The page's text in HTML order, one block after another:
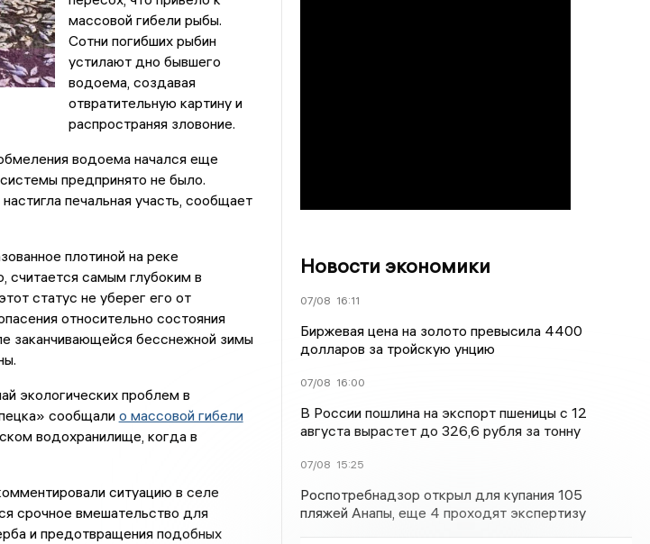
массовой гибели рыбы.
Сотни погибших рыбин
устилают дно бывшего
водоема, создавая
отвратительную картину и
распространяя зловоние.
водоема начался еще
предпринято не было.
печальная участь, сообщает
плотиной на реке
считается самым глубоким в
статус не уберег его от
относительно состояния
заканчивающейся бесснежной зимы
экологических проблем в
сообщали о массовой гибели
водохранилище, когда в
ситуацию в селе
срочное вмешательство для
и предотвращения подобных
Новости экономики
07/08 16:11
Биржевая цена на золото превысила 4400
долларов за тройскую унцию
07/08 16:00
В России пошлина на экспорт пшеницы с 12
августа вырастет до 326,6 рубля за тонну
07/08 15:25
Роспотребнадзор открыл для купания 105
пляжей Анапы, еще 4 проходят экспертизу